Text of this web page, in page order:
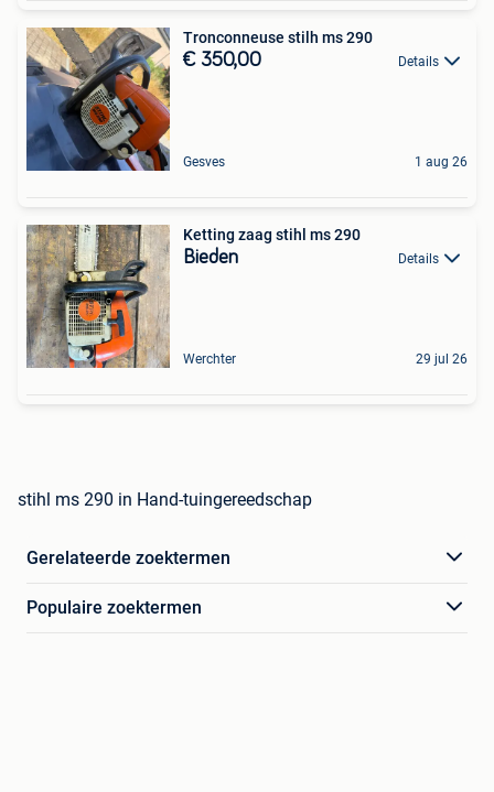
Tronconneuse stilh ms 290
€ 350,00 Details
Gesves 1 aug 26
Ketting zaag stihl ms 290
Bieden Details
Werchter 29 jul 26
stihl ms 290 in Hand-tuingereedschap
Gerelateerde zoektermen
Populaire zoektermen